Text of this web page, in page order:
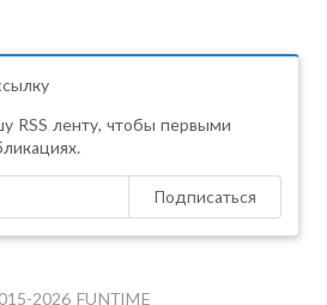
RSS ленту, чтобы первыми
Подписаться
2026 FUNTIME